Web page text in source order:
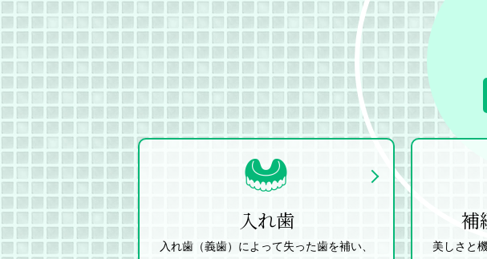
入れ歯
入れ歯（義歯）によって失った歯を補い、
補
美しさと